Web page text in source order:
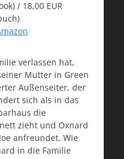
/ 18,00 EUR
verlassen hat,
Mutter in Green
Außenseiter, der
sich als in das
die
zieht und Oxnard
anfreundet. Wie
in die Familie